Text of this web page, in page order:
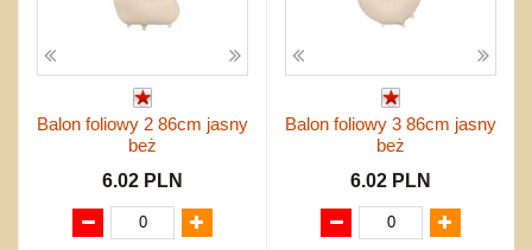
Balon foliowy 2 86cm jasny
beż
6.02 PLN
Balon foliowy 3 86cm jasny
beż
6.02 PLN